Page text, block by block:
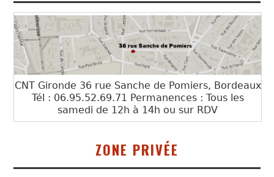
CNT Gironde 36 rue Sanche de Pomiers, Bordeaux
Tél : 06.95.52.69.71 Permanences : Tous les
samedi de 12h à 14h ou sur RDV
ZONE PRIVÉE